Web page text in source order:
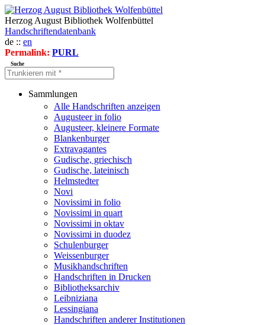
Herzog August Bibliothek Wolfenbüttel
Handschriftendatenbank
de :: en
Permalink: PURL
Suche
Sammlungen
Alle Handschriften anzeigen
Augusteer in folio
Augusteer, kleinere Formate
Blankenburger
Extravagantes
Gudische, griechisch
Gudische, lateinisch
Helmstedter
Novi
Novissimi in folio
Novissimi in quart
Novissimi in oktav
Novissimi in duodez
Schulenburger
Weissenburger
Musikhandschriften
Handschriften in Drucken
Bibliotheksarchiv
Leibniziana
Lessingiana
Handschriften anderer Institutionen